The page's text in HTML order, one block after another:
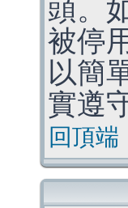
頭。
被停
以簡
實遵
回頂端